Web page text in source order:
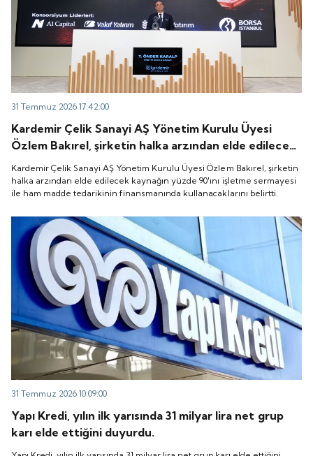
31 Temmuz 2026 17:42:00
Kardemir Çelik Sanayi AŞ Yönetim Kurulu Üyesi
Özlem Bakırel, şirketin halka arzından elde edilecek
kaynağın yüzde 90'ını işletme sermayesi ile ham
madde tedarikinin finansmanında kullanacaklarını
belirtti.
Kardemir Çelik Sanayi AŞ Yönetim Kurulu Üyesi Özlem Bakırel, şirketin
halka arzından elde edilecek kaynağın yüzde 90'ını işletme sermayesi
ile ham madde tedarikinin finansmanında kullanacaklarını belirtti.
31 Temmuz 2026 10:09:00
Yapı Kredi, yılın ilk yarısında 31 milyar lira net grup
karı elde ettiğini duyurdu.